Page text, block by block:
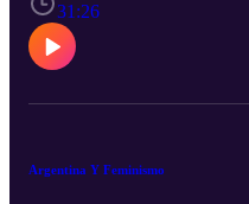
31:26
Argentina Y Feminismo